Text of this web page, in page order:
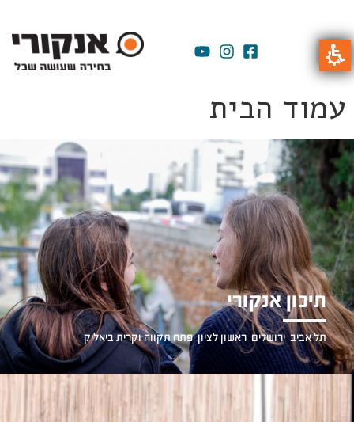
עמוד הבית
תיכון אנקורי
תל אביב,ירושלים,ראשון לציון,פתח תקווהוקרית ביאליק